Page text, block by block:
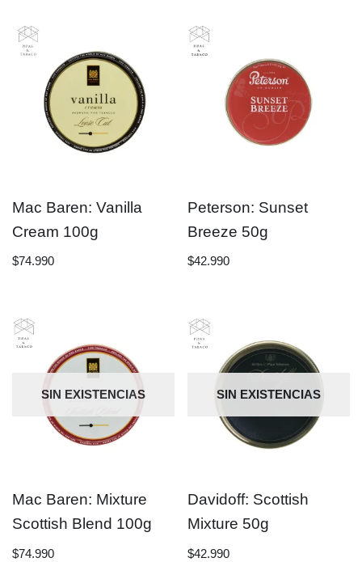
Mac Baren: Vanilla
Cream 100g
$74.990
Peterson: Sunset
Breeze 50g
$42.990
SIN EXISTENCIAS
Mac Baren: Mixture
Scottish Blend 100g
$74.990
SIN EXISTENCIAS
Davidoff: Scottish
Mixture 50g
$42.990